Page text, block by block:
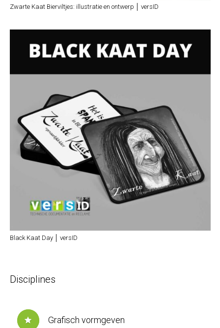
Zwarte Kaat Bierviltjes: illustratie en ontwerp │ versID
Black Kaat Day │ versID
Disciplines
star Grafisch vormgeven